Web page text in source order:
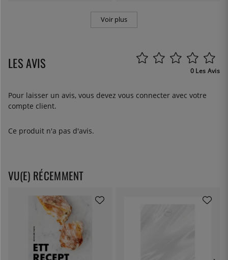
Voir plus
LES AVIS 0 Les Avis
Pour laisser un avis, vous devez vous connecter avec votre
compte client.
Ce produit n'a pas d'avis.
VU(E) RÉCEMMENT